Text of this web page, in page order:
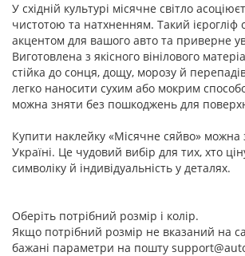
У східній культурі місячне світло
чистотою та натхненням. Такий ієрогліф
акцентом для вашого авто та приверне
Виготовлена з якісного вінілового
стійка до сонця, дощу, морозу й
легко наносити сухим або мокрим
можна зняти без пошкоджень для
Купити наклейку «Місячне сяйво» можна
Україні. Це чудовий вибір для тих, хто
символіку й індивідуальність у деталях.
Оберіть потрібний розмір і колір.
Якщо потрібний розмір не вказаний на
бажані параметри на пошту